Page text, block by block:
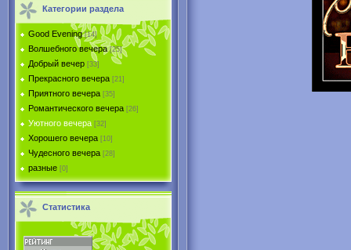
Категории раздела
Good Evening [14]
Волшебного вечера [25]
Добрый вечер [33]
Прекрасного вечера [21]
Приятного вечера [35]
Романтического вечера [26]
Уютного вечера [32]
Хорошего вечера [10]
Чудесного вечера [28]
разные [0]
Статистика